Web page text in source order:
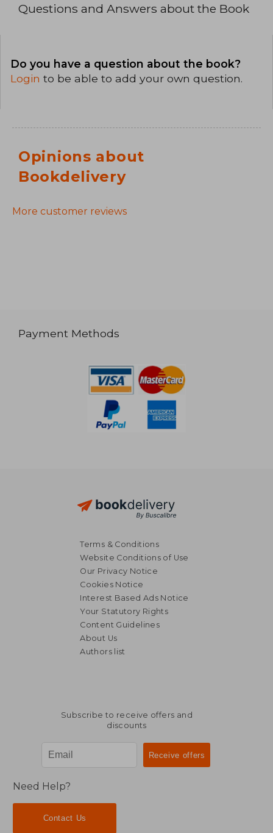
Questions and Answers about the Book
Do you have a question about the book?
Login to be able to add your own question.
Opinions about
Bookdelivery
More customer reviews
Payment Methods
Terms & Conditions
Website Conditions of Use
Our Privacy Notice
Cookies Notice
Interest Based Ads Notice
Your Statutory Rights
Content Guidelines
About Us
Authors list
Subscribe to receive offers and
discounts
Need Help?
Contact Us